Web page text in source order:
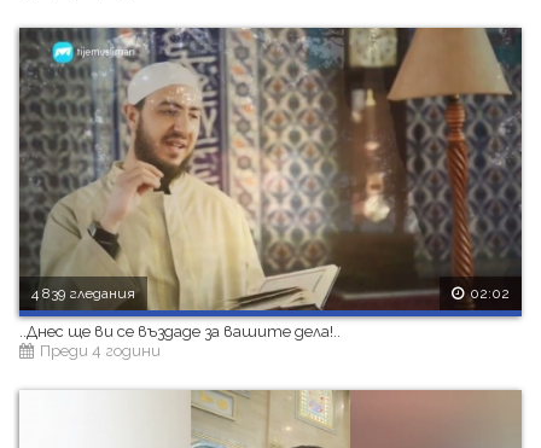
4 839 гледания 02:02
..Днес ще ви се въздаде за вашите дела!..
Преди 4 години